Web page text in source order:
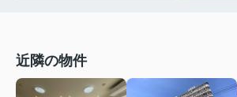
近隣の物件